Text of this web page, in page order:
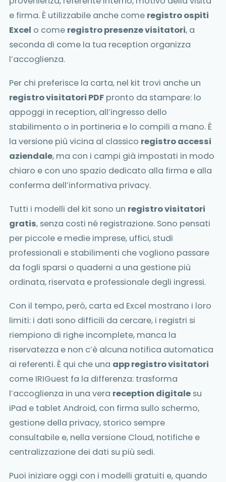
e firma. È utilizzabile anche come registro ospiti
Excel o come registro presenze visitatori, a
seconda di come la tua reception organizza
l’accoglienza.
Per chi preferisce la carta, nel kit trovi anche un
registro visitatori PDF pronto da stampare: lo
appoggi in reception, all’ingresso dello
stabilimento o in portineria e lo compili a mano. È
la versione più vicina al classico registro accessi
aziendale, ma con i campi già impostati in modo
chiaro e con uno spazio dedicato alla firma e alla
conferma dell’informativa privacy.
Tutti i modelli del kit sono un registro visitatori
gratis, senza costi né registrazione. Sono pensati
per piccole e medie imprese, uffici, studi
professionali e stabilimenti che vogliono passare
da fogli sparsi o quaderni a una gestione più
ordinata, riservata e professionale degli ingressi.
Con il tempo, però, carta ed Excel mostrano i loro
limiti: i dati sono difficili da cercare, i registri si
riempiono di righe incomplete, manca la
riservatezza e non c’è alcuna notifica automatica
ai referenti. È qui che una app registro visitatori
come IRIGuest fa la differenza: trasforma
l’accoglienza in una vera reception digitale su
iPad e tablet Android, con firma sullo schermo,
gestione della privacy, storico sempre
consultabile e, nella versione Cloud, notifiche e
centralizzazione dei dati su più sedi.
Puoi iniziare oggi con i modelli gratuiti e, quando